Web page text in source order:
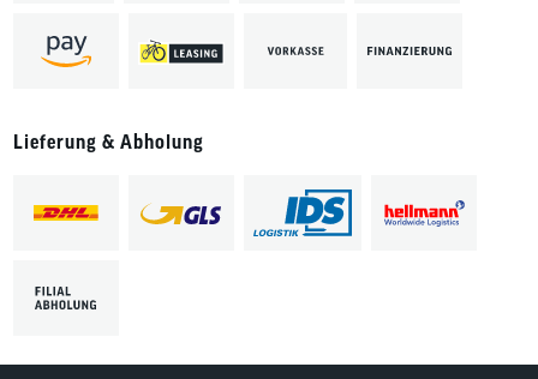
Lieferung & Abholung